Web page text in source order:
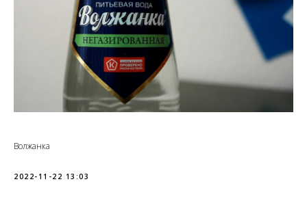
Волжанка
2022-11-22 13:03